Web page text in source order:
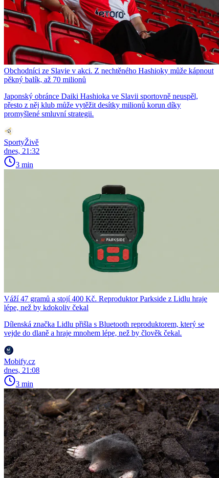
Obchodníci ze Slavie v akci. Z nechtěného Hashioky může kápnout
pěkný balík, až 70 milionů
Japonský obránce Daiki Hashioka ve Slavii sportovně neuspěl,
přesto z něj klub může vytěžit desítky milionů korun díky
promyšlené smluvní strategii.
SportyŽivě
dnes, 21:32
3 min
Váží 47 gramů a stojí 400 Kč. Reproduktor Parkside z Lidlu hraje
lépe, než by kdokoliv čekal
Dílenská značka Lidlu přišla s Bluetooth reproduktorem, který se
vejde do dlaně a hraje mnohem lépe, než by člověk čekal.
Mobify.cz
dnes, 21:08
3 min